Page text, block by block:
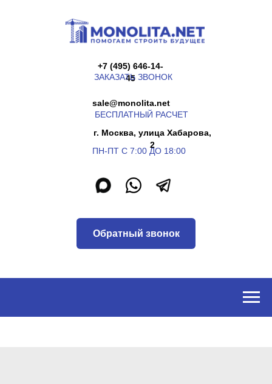
г. Москва, улица Хабарова,
ПН-ПТ С 7:00 ДО 18:00
45
ЗАКАЗАТЬ ЗВОНОК
БЕСПЛАТНЫЙ РАСЧЕТ